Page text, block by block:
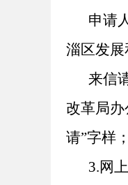
申请
淄区发
来信
改革局
请”字样
3.网